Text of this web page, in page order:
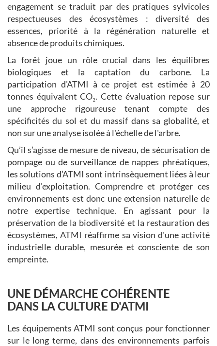
engagement se traduit par des pratiques sylvicoles
respectueuses des écosystèmes : diversité des
essences, priorité à la régénération naturelle et
absence de produits chimiques.
La forêt joue un rôle crucial dans les équilibres
biologiques et la captation du carbone. La
participation d'ATMI à ce projet est estimée à 20
tonnes équivalent CO₂. Cette évaluation repose sur
une approche rigoureuse tenant compte des
spécificités du sol et du massif dans sa globalité, et
non sur une analyse isolée à l'échelle de l'arbre.
Qu’il s’agisse de mesure de niveau, de sécurisation de
pompage ou de surveillance de nappes phréatiques,
les solutions d’ATMI sont intrinsèquement liées à leur
milieu d'exploitation. Comprendre et protéger ces
environnements est donc une extension naturelle de
notre expertise technique. En agissant pour la
préservation de la biodiversité et la restauration des
écosystèmes, ATMI réaffirme sa vision d'une activité
industrielle durable, mesurée et consciente de son
empreinte.
UNE DÉMARCHE COHÉRENTE
DANS LA CULTURE D'ATMI
Les équipements ATMI sont conçus pour fonctionner
sur le long terme, dans des environnements parfois